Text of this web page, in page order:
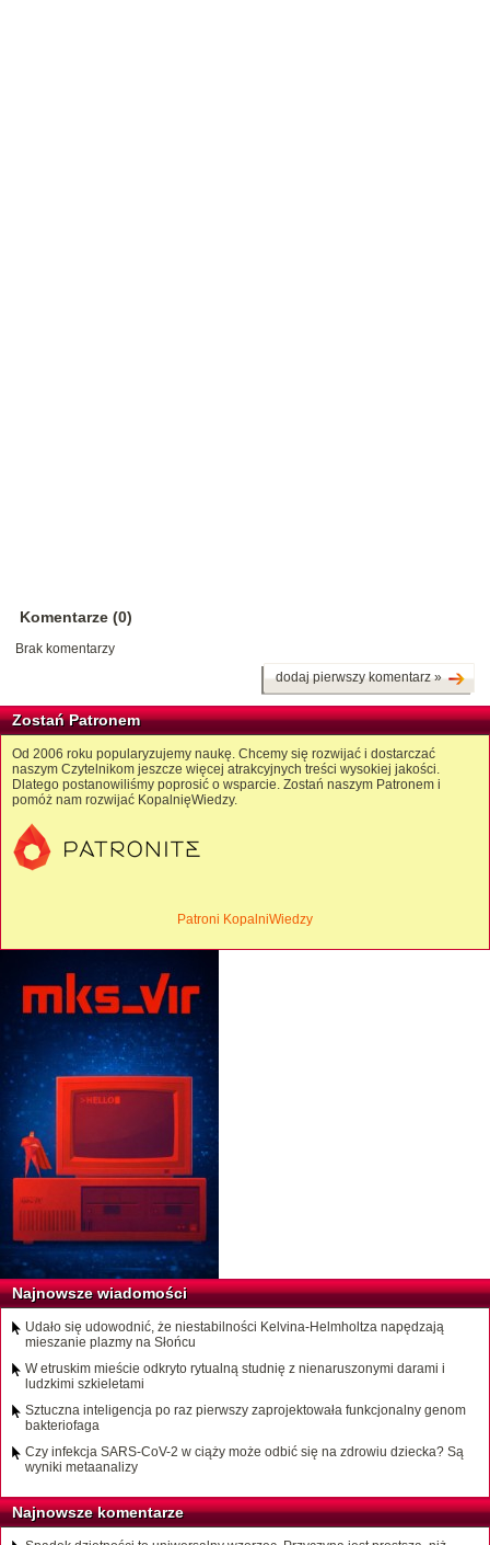
Komentarze (0)
Brak komentarzy
dodaj pierwszy komentarz »
Zostań Patronem
Od 2006 roku popularyzujemy naukę. Chcemy się rozwijać i dostarczać
naszym Czytelnikom jeszcze więcej atrakcyjnych treści wysokiej jakości.
Dlatego postanowiliśmy poprosić o wsparcie. Zostań naszym Patronem i
pomóż nam rozwijać KopalnięWiedzy.
Patroni KopalniWiedzy
Najnowsze wiadomości
Udało się udowodnić, że niestabilności Kelvina-Helmholtza napędzają
mieszanie plazmy na Słońcu
W etruskim mieście odkryto rytualną studnię z nienaruszonymi darami i
ludzkimi szkieletami
Sztuczna inteligencja po raz pierwszy zaprojektowała funkcjonalny genom
bakteriofaga
Czy infekcja SARS-CoV-2 w ciąży może odbić się na zdrowiu dziecka? Są
wyniki metaanalizy
Najnowsze komentarze